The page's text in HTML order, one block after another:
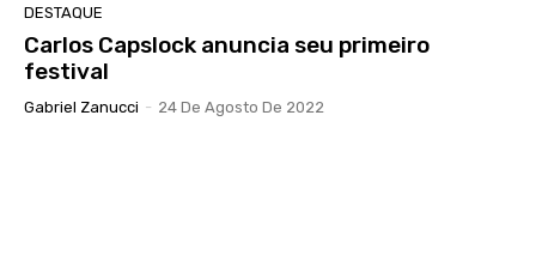
DESTAQUE
Carlos Capslock anuncia seu primeiro
festival
Gabriel Zanucci - 24 De Agosto De 2022